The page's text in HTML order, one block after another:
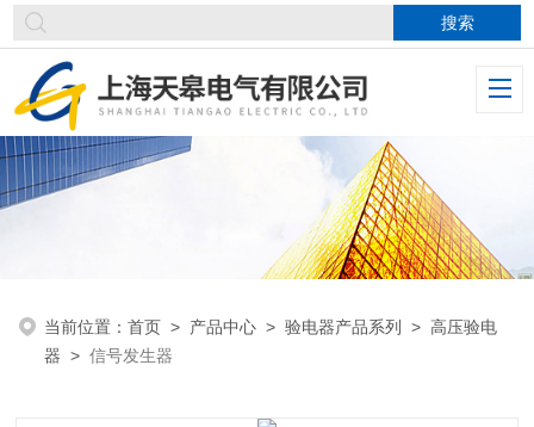
当前位置：首页 > 产品中心 >验电器产品系列 >高压验电
器 >信号发生器